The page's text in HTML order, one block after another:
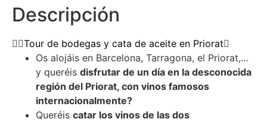
Descripción
Tour de bodegas y cata de aceite en Priorat
Os alojáis en Barcelona, Tarragona, el Priorat,…
y queréis disfrutar de un día en la desconocida
región del Priorat, con vinos famosos
internacionalmente?
Queréis catar los vinos de las dos